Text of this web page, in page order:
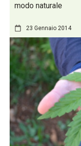
modo naturale
23 Gennaio 2014